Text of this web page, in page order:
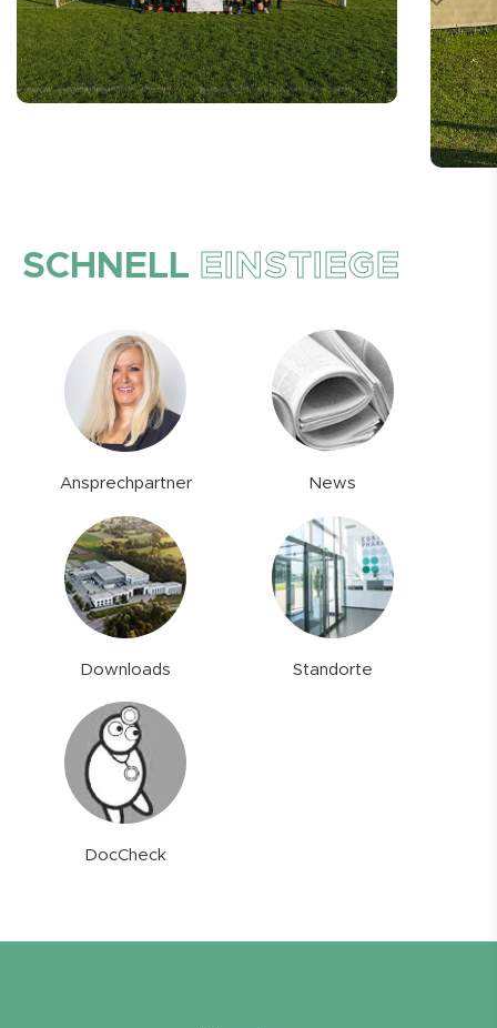
SCHNELL EINSTIEGE
Ansprechpartner News
Downloads Standorte
DocCheck